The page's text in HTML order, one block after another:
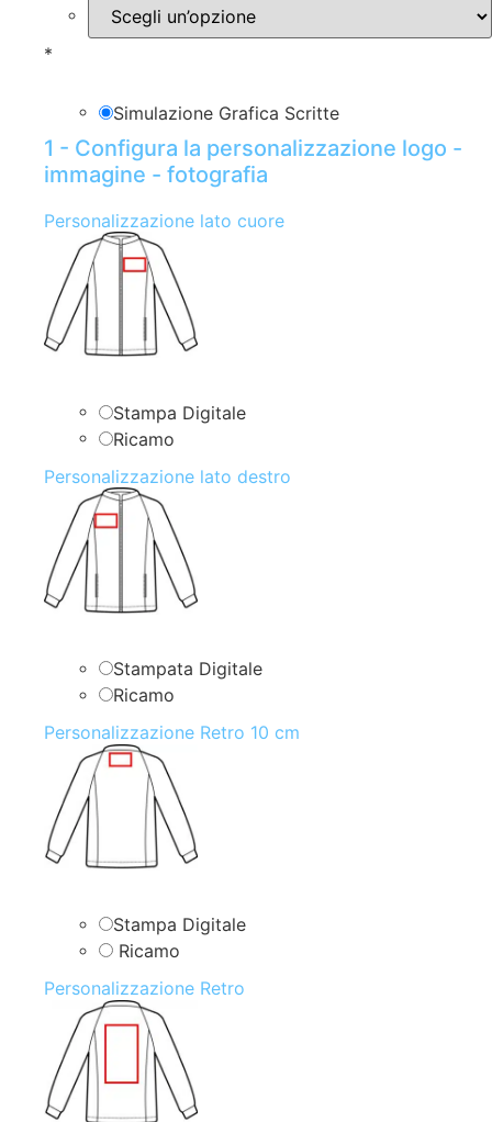
*
Simulazione Grafica Scritte
1 - Configura la personalizzazione logo -
immagine - fotografia
Personalizzazione lato cuore
Stampa Digitale
Ricamo
Personalizzazione lato destro
Stampata Digitale
Ricamo
Personalizzazione Retro 10 cm
Stampa Digitale
Ricamo
Personalizzazione Retro